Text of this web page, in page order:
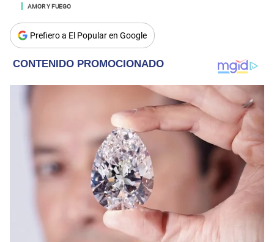
AMOR Y FUEGO
Prefiero a El Popular en Google